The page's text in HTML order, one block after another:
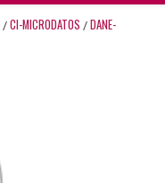
/ CI-MICRODATOS / DANE-